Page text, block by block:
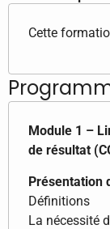
Cette
Module 1 –
de résultat
Présentation
Définitions
La nécessité